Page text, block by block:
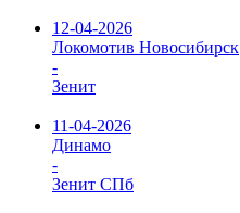
12-04-2026
Локомотив Новосибирск
-
Зенит
11-04-2026
Динамо
-
Зенит СПб